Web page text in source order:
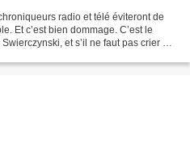
radio et télé éviteront de
Et c’est bien dommage. C’est le
et s’il ne faut pas crier au